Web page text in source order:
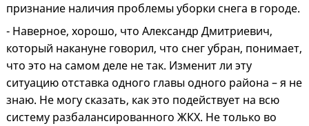
признание наличия проблемы уборки снега в городе.
- Наверное, хорошо, что Александр Дмитриевич,
который накануне говорил, что снег убран, понимает,
что это на самом деле не так. Изменит ли эту
ситуацию отставка одного главы одного района – я не
знаю. Не могу сказать, как это подействует на всю
систему разбалансированного ЖКХ. Не только во